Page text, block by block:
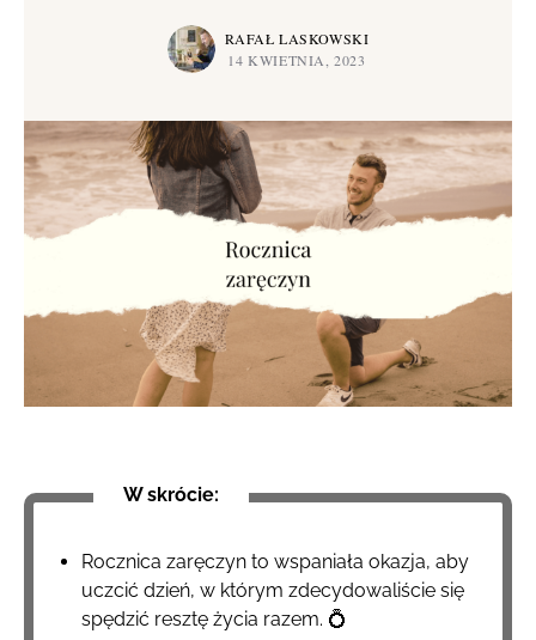
RAFAŁ LASKOWSKI
14 KWIETNIA, 2023
W skrócie:
Rocznica zaręczyn to wspaniała okazja, aby
uczcić dzień, w którym zdecydowaliście się
spędzić resztę życia razem. 💍